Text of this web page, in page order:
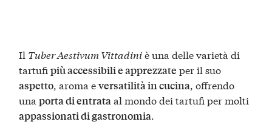
Il Tuber Aestivum Vittadiniè una delle varietà di
tartufipiù accessibili e apprezzate per il suo
aspetto, aroma eversatilità in cucina, offrendo
unaporta di entrataal mondo dei tartufi per molti
appassionati di gastronomia.